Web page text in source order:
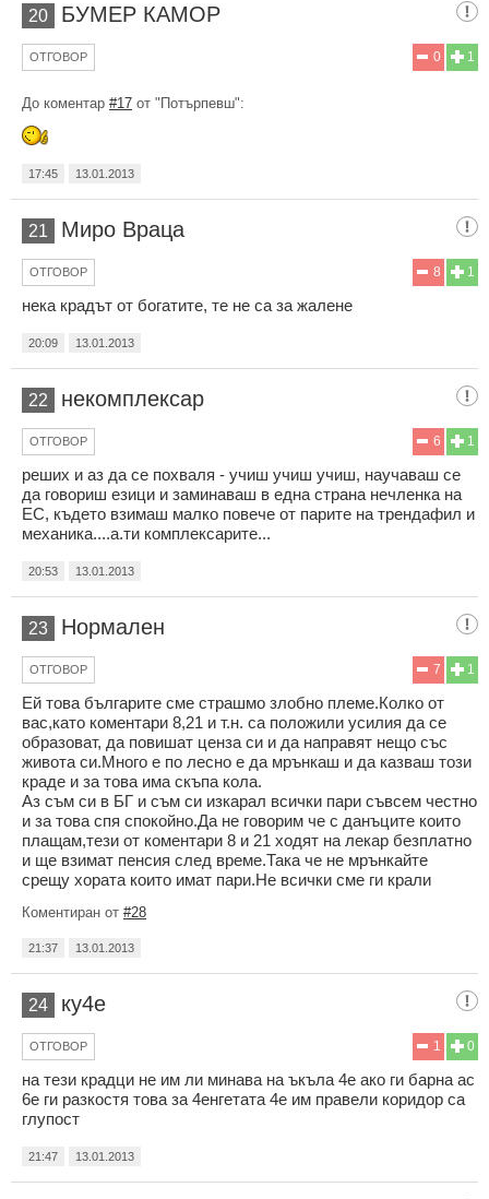
20 БУМЕР КАМОР
1
0
ОТГОВОР
До коментар #17 от "Потърпевш":
17:45 13.01.2013
21 Миро Враца
1
8
ОТГОВОР
нека крадът от богатите, те не са за жалене
20:09 13.01.2013
22 некомплексар
1
6
ОТГОВОР
реших и аз да се похваля - учиш учиш учиш, научаваш се
да говориш езици и заминаваш в една страна нечленка на
ЕС, където взимаш малко повече от парите на трендафил и
механика....а.ти комплексарите...
20:53 13.01.2013
23 Нормален
1
7
ОТГОВОР
Ей това българите сме страшмо злобно племе.Колко от
вас,като коментари 8,21 и т.н. са положили усилия да се
образоват, да повишат ценза си и да направят нещо със
живота си.Много е по лесно е да мрънкаш и да казваш този
краде и за това има скъпа кола.
Аз съм си в БГ и съм си изкарал всички пари съвсем честно
и за това спя спокойно.Да не говорим че с данъците които
плащам,тези от коментари 8 и 21 ходят на лекар безплатно
и ще взимат пенсия след време.Така че не мрънкайте
срещу хората които имат пари.Не всички сме ги крали
Коментиран от #28
21:37 13.01.2013
24 ку4е
0
1
ОТГОВОР
на тези крадци не им ли минава на ъкъла 4е ако ги барна ас
6е ги разкостя това за 4енгетата 4е им правели коридор са
глупост
21:47 13.01.2013